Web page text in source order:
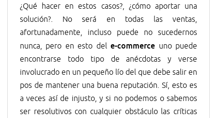
¿Qué hacer en estos casos?, ¿cómo aportar una
solución?. No será en todas las ventas,
afortunadamente, incluso puede no sucedernos
nunca, pero en esto dele-commerce uno puede
encontrarse todo tipo de anécdotas y verse
involucrado en un pequeño lío del que debe salir en
pos de mantener una buena reputación. Sí, esto es
a veces así de injusto, y si no podemos o sabemos
ser resolutivos con cualquier obstáculo las críticas